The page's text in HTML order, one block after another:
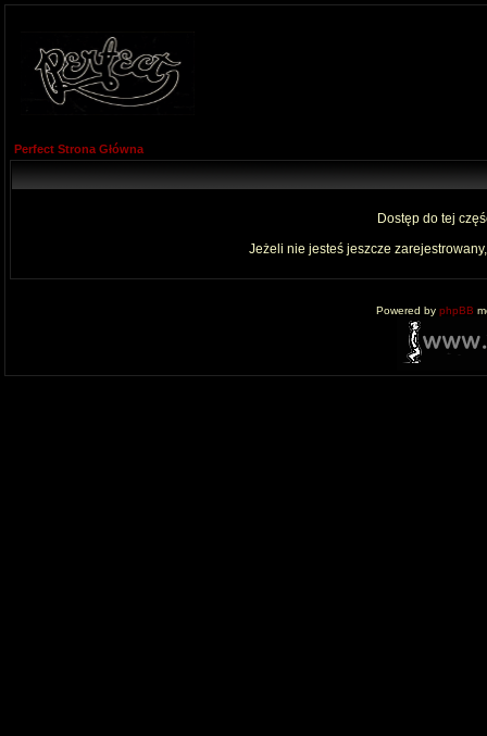
Perfect Strona Główna
Dostęp do tej
Jeżeli nie jesteś jeszcze
Powered by phpBB